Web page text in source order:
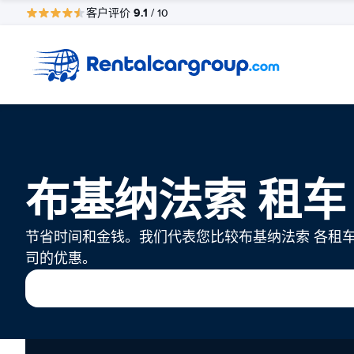
客户评价 9.1 / 10
布基纳法索 租车
节省时间和金钱。我们代表您比较布基纳法索 各租
司的优惠。